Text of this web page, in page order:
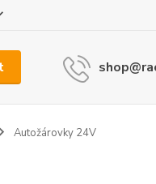
Autožárovky 24V